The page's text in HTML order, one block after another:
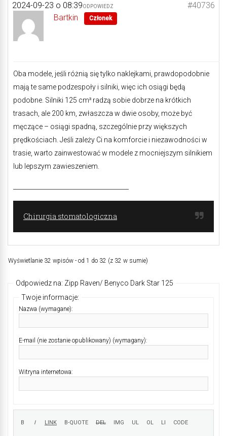
2024-09-23 o 08:39 #40736
ODPOWIEDZ
Bartkin Członek
Oba modele, jeśli różnią się tylko naklejkami, prawdopodobnie
mają te same podzespoły i silniki, więc ich osiągi będą
podobne. Silniki 125 cm³ radzą sobie dobrze na krótkich
trasach, ale 200 km, zwłaszcza w dwie osoby, może być
męczące – osiągi spadną, szczególnie przy większych
prędkościach. Jeśli zależy Ci na komforcie i niezawodności w
trasie, warto zainwestować w modele z mocniejszym silnikiem
lub lepszym zawieszeniem.
Chirurgia stomatologiczna
Wyświetlanie 32 wpisów - od 1 do 32 (z 32 w sumie)
Odpowiedz na: Zipp Raven/ Benyco Dark Star 125
Twoje informacje:
Nazwa (wymagane):
E-mail (nie zostanie opublikowany) (wymagany):
Witryna internetowa: